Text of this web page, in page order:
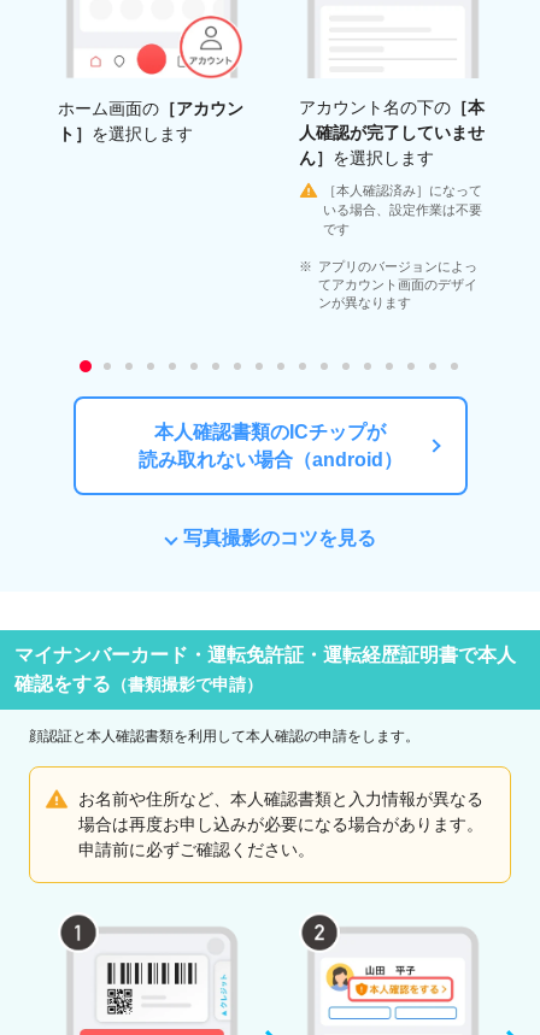
ホーム画面の ［アカウン
ト］ を選択します
アカウント名の下の ［本
人確認が完了していませ
ん］ を選択します
［本人確認済み］になって
いる場合、設定作業は不要
です
アプリのバージョンによっ
てアカウント画面のデザイ
ンが異なります
本人確認書類のICチップが
読み取れない場合（android）
写真撮影のコツを見る
マイナンバーカード・運転免許証・運転経歴証明書で本人
確認をする （書類撮影で申請）
顔認証と本人確認書類を利用して本人確認の申請をします。
お名前や住所など、本人確認書類と入力情報が異なる
場合は再度お申し込みが必要になる場合があります。
申請前に必ずご確認ください。